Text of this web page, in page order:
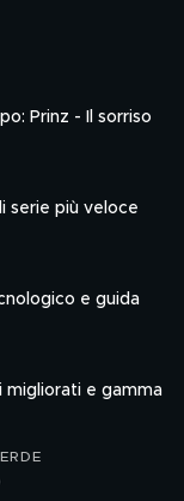
Prinz - Il sorriso
serie più veloce
e guida
migliorati e gamma